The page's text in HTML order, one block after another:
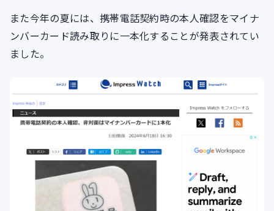
また今年の夏には、携帯電話契約時の本人確認をマイナ
ンバーカード読み取りに一本化することが発表されてい
ました。